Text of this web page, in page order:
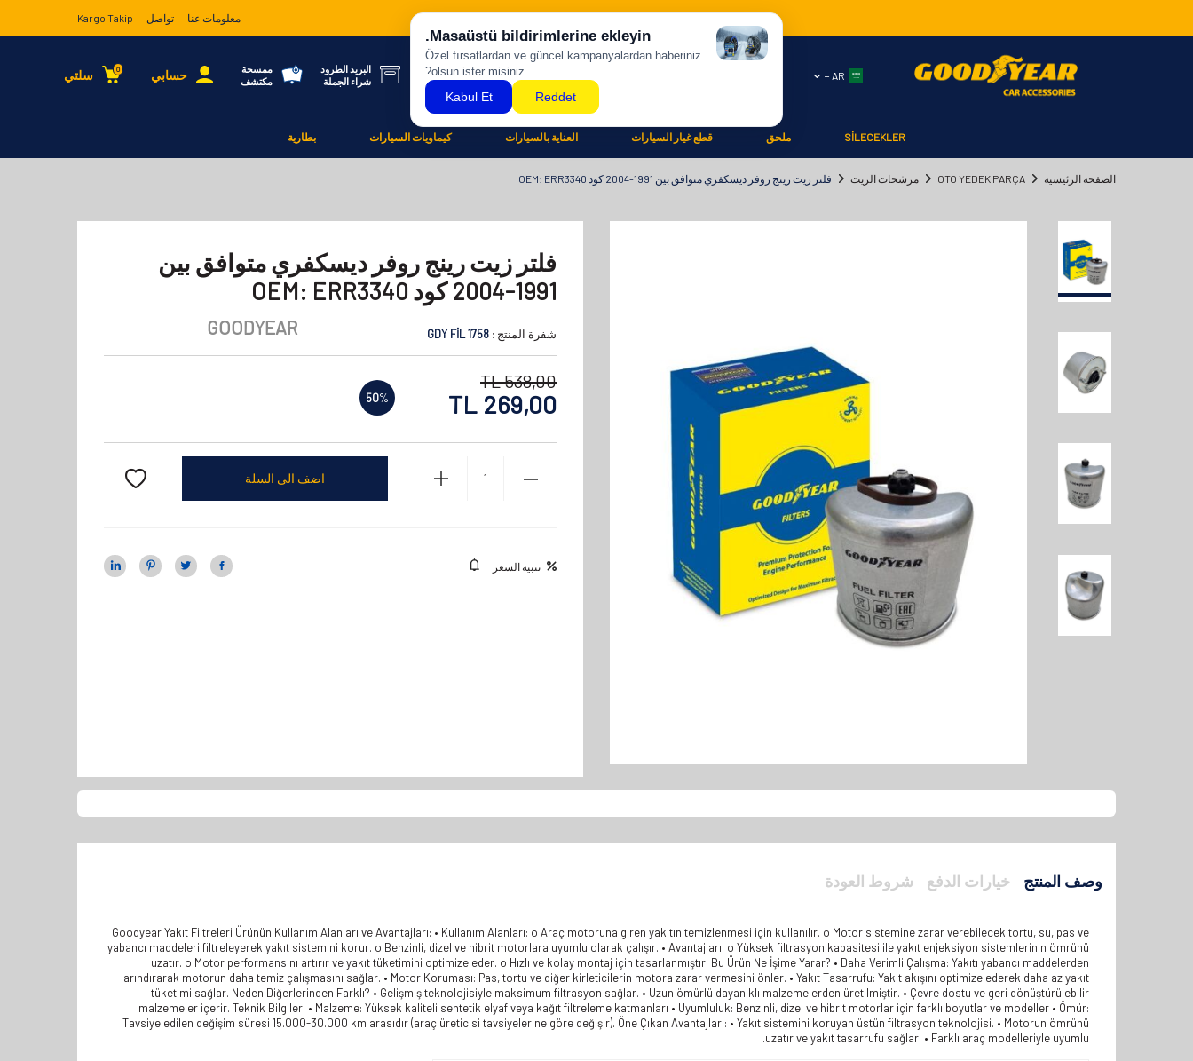
معلومات عنا تواصل Kargo Takip
AR −
البريد الطرود
شراء الجملة
ممسحة
مكتشف
حسابي 0 سلتي
SİLECEKLER ملحق قطع غيار السيارات العناية بالسيارات كيماويات السيارات بطارية
الصفحة الرئيسية OTO YEDEK PARÇA مرشحات الزيت فلتر زيت رينج روفر ديسكفري متوافق بين 1991-2004 كود OEM: ERR3340
فلتر زيت رينج روفر ديسكفري متوافق بين
1991-2004 كود OEM: ERR3340
شفرة المنتج : GDY FİL 1758
GOODYEAR
538,00
TL
269,00
%
50
اضف الى السلة
تنبيه السعر
وصف المنتج خيارات الدفع شروط العودة
Goodyear Yakıt Filtreleri Ürünün Kullanım Alanları ve Avantajları: • Kullanım Alanları: o Araç motoruna giren yakıtın temizlenmesi için kullanılır. o Motor sistemine zarar verebilecek tortu, su, pas ve
yabancı maddeleri filtreleyerek yakıt sistemini korur. o Benzinli, dizel ve hibrit motorlara uyumlu olarak çalışır. • Avantajları: o Yüksek filtrasyon kapasitesi ile yakıt enjeksiyon sistemlerinin ömrünü
uzatır. o Motor performansını artırır ve yakıt tüketimini optimize eder. o Hızlı ve kolay montaj için tasarlanmıştır. Bu Ürün Ne İşime Yarar? • Daha Verimli Çalışma: Yakıtı yabancı maddelerden
arındırarak motorun daha temiz çalışmasını sağlar. • Motor Koruması: Pas, tortu ve diğer kirleticilerin motora zarar vermesini önler. • Yakıt Tasarrufu: Yakıt akışını optimize ederek daha az yakıt
tüketimi sağlar. Neden Diğerlerinden Farklı? • Gelişmiş teknolojisiyle maksimum filtrasyon sağlar. • Uzun ömürlü dayanıklı malzemelerden üretilmiştir. • Çevre dostu ve geri dönüştürülebilir
malzemeler içerir. Teknik Bilgiler: • Malzeme: Yüksek kaliteli sentetik elyaf veya kağıt filtreleme katmanları • Uyumluluk: Benzinli, dizel ve hibrit motorlar için farklı boyutlar ve modeller • Ömür:
Tavsiye edilen değişim süresi 15.000-30.000 km arasıdır (araç üreticisi tavsiyelerine göre değişir). Öne Çıkan Avantajları: • Yakıt sistemini koruyan üstün filtrasyon teknolojisi. • Motorun ömrünü
uzatır ve yakıt tasarrufu sağlar. • Farklı araç modelleriyle uyumlu.